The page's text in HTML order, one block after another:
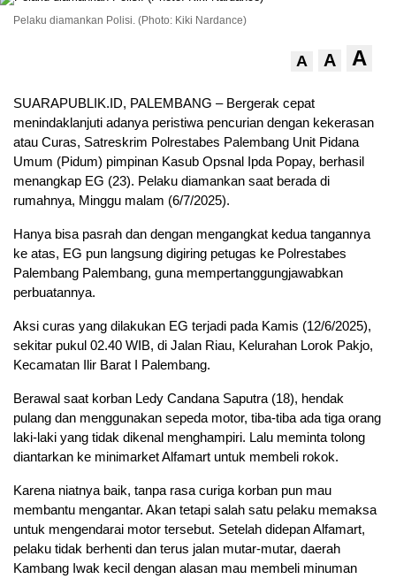
Pelaku diamankan Polisi. (Photo: Kiki Nardance)
A A A
SUARAPUBLIK.ID, PALEMBANG – Bergerak cepat
menindaklanjuti adanya peristiwa pencurian dengan kekerasan
atau Curas, Satreskrim Polrestabes Palembang Unit Pidana
Umum (Pidum) pimpinan Kasub Opsnal Ipda Popay, berhasil
menangkap EG (23). Pelaku diamankan saat berada di
rumahnya, Minggu malam (6/7/2025).
Hanya bisa pasrah dan dengan mengangkat kedua tangannya
ke atas, EG pun langsung digiring petugas ke Polrestabes
Palembang Palembang, guna mempertanggungjawabkan
perbuatannya.
Aksi curas yang dilakukan EG terjadi pada Kamis (12/6/2025),
sekitar pukul 02.40 WIB, di Jalan Riau, Kelurahan Lorok Pakjo,
Kecamatan Ilir Barat I Palembang.
Berawal saat korban Ledy Candana Saputra (18), hendak
pulang dan menggunakan sepeda motor, tiba-tiba ada tiga orang
laki-laki yang tidak dikenal menghampiri. Lalu meminta tolong
diantarkan ke minimarket Alfamart untuk membeli rokok.
Karena niatnya baik, tanpa rasa curiga korban pun mau
membantu mengantar. Akan tetapi salah satu pelaku memaksa
untuk mengendarai motor tersebut. Setelah didepan Alfamart,
pelaku tidak berhenti dan terus jalan mutar-mutar, daerah
Kambang Iwak kecil dengan alasan mau membeli minuman